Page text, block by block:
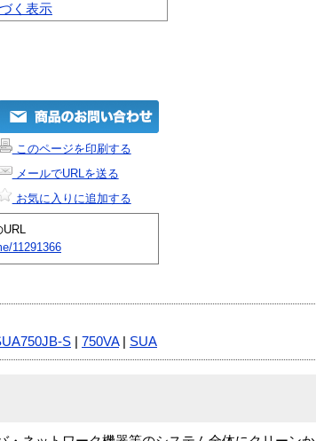
く表示
このページを印刷する
メールでURLを送る
お気に入りに追加する
11291366
S 750VA| SUA